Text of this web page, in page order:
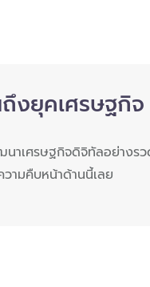
งยุคเศรษฐกิ
ศรษฐกิจดิจิทัลอย่างรว
ามคืบหน้าด้านนี้เลย